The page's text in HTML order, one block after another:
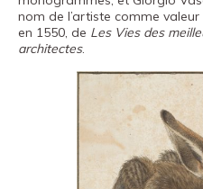
nom de l’artiste comme
en 1550, de Les Vies des
architectes.